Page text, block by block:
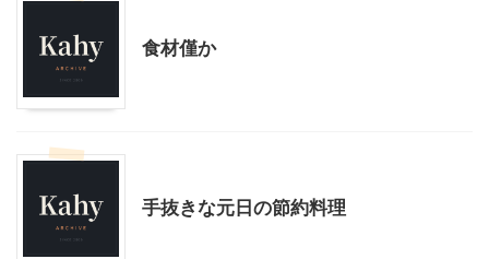
食材僅か
手抜きな元日の節約料理